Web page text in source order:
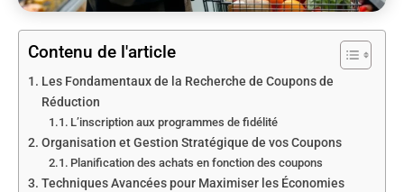
Contenu de l'article
Les Fondamentaux de la Recherche de Coupons de
Réduction
L’inscription aux programmes de fidélité
Organisation et Gestion Stratégique de vos Coupons
Planification des achats en fonction des coupons
Techniques Avancées pour Maximiser les Économies